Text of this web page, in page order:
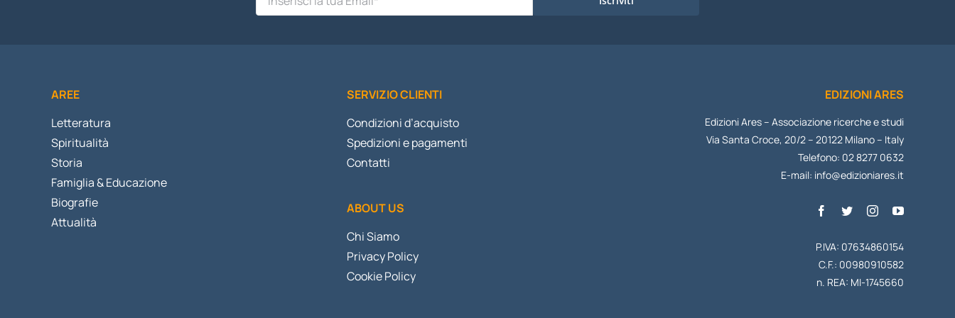
AREE
Letteratura
Spiritualità
Storia
Famiglia & Educazione
Biografie
Attualità
SERVIZIO CLIENTI
Condizioni d’acquisto
Spedizioni e pagamenti
Contatti
ABOUT US
Chi Siamo
Privacy Policy
Cookie Policy
EDIZIONI ARES
Edizioni Ares – Associazione ricerche e studi
Via Santa Croce, 20/2 – 20122 Milano – Italy
Telefono: 02 8277 0632
E-mail: info@edizioniares.it
P.IVA: 07634860154
C.F.: 00980910582
n. REA: MI-1745660